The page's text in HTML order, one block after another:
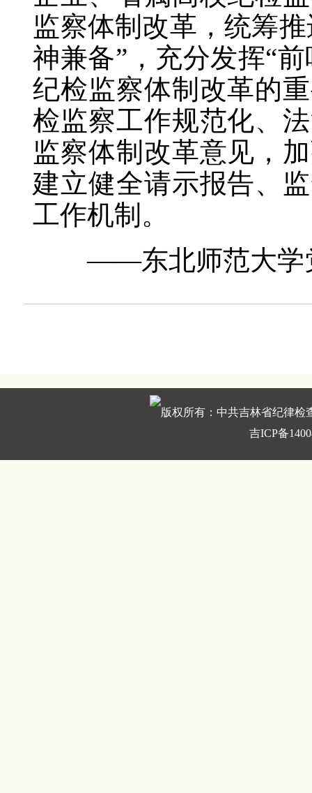
监察体制改革，统筹
神兼备”，充分发挥“
纪检监察体制改革的
检监察工作规范化、
监察体制改革意见，
建立健全请示报告、
工作机制。
——东北师范大学党
版权所有：中共吉林省纪律检
吉ICP备